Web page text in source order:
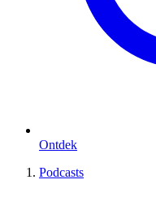
Ontdek
Podcasts